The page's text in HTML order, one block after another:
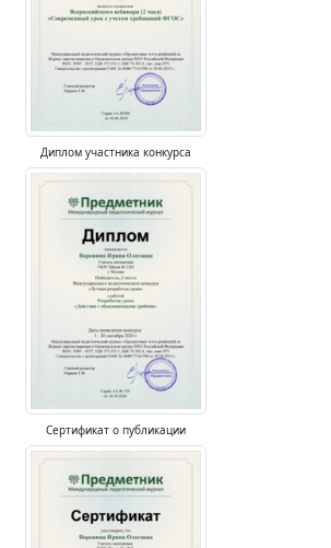
Диплом участника конкурса
Сертификат о публикации